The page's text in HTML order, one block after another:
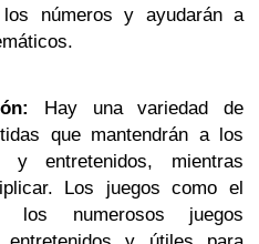
números y ayudarán a
Hay una variedad de
que mantendrán a los
entretenidos, mientras
Los juegos como el
numerosos juegos